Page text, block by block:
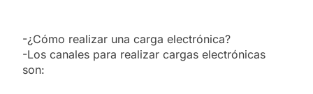
-¿Cómo realizar una carga electrónica?
-Los canales para realizar cargas electrónicas
son: